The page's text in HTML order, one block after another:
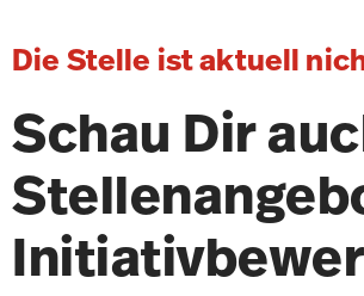
Die Stelle ist aktuell
Schau Dir